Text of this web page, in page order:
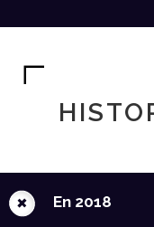
+ En 2018